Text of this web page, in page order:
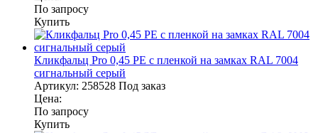
По запросу
Купить
Кликфальц Pro 0,45 PE с пленкой на замках RAL 7004
сигнальный серый
Артикул: 258528 Под заказ
Цена:
По запросу
Купить